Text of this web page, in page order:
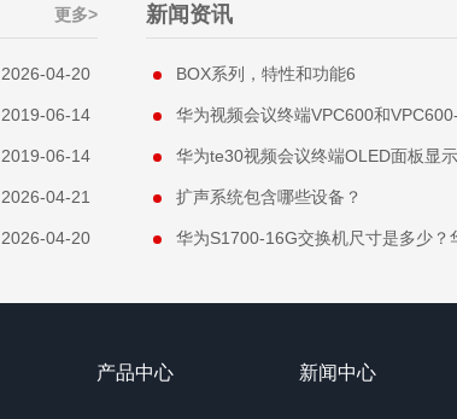
更多>
2026-04-20
2019-06-14
2019-06-14
2026-04-21
2026-04-20
新闻资讯
BOX系列，特性和功能6
华为视频会议终端VPC600和
华为te30视频会议终端OLED面板显
扩声系统包含哪些设备？
华为S1700-16G交换机尺寸是多少？
产品中心 新闻中心